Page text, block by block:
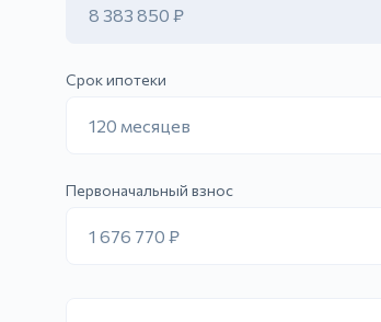
8 383 850 ₽
Срок ипотеки
120 месяцев
Первоначальный взнос
1 676 770 ₽